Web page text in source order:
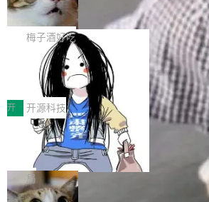
但对于金融、能源、医疗等对数据安全要求
Token花在哪里、算力是否被充分利用，以
续增长的AI成本该如何优化。 深信服AI算力
正是围绕这些实际问题，从Token治理和成
理两个方面，让用户的每一份算力都看得清
得住、用得稳、省得下、更安全！ 一、从现
始，Token使用一目...
不是一个人走。一同离开的还有 Sanjay
wat（Google 员工编号 23，Jeff Dean 二
年的编程搭档，MapReduce 和 Bigtable 的
作者）、Quoc Le（Google 大脑核心成员
q2Seq 和 DocAI 的共同发明人）以及 Oriol
yals（Gemini 联合负责人，AlphaSta...
字体可调、22 种语言、记忆搜索增强
打开终端就能上岗的全中文编码智能体，这
把「看得清、用母语、记得住」三件事一次
齐。 SolonCode 是什么 SolonCode 是杭
耳科技研发的企业级终端编码智能体——一
中文驱动的数字员工，自主理解需求、规划
骤、编写代码。不挑模型、不挑平台，curl
装完即用。 开源地址：Gitee · GitCode ·
b 安装 支持 Java 8+（8~26）、macOS /
x / Windows / Harmony PC。 # macOS /
x / Harmony PC curl -fsSL https://
r.org/solon...
梅子酒好吃
让“代码语义理解”深度释放AI Coding
价值潜能：华为云码道（CodeArts）
代码仓技术解析
一、代码仓深度理解技术的作用与价值 在软
程实践中，代码仓是企业核心知识资产的主
体。企业级代码仓库通常包含数十万乃至数
个文件，其规模远超单次模型调用可承载的
文窗口。随着项目规模的持续扩张与代码历
不断累积，代码仓中的模块关系、接口契约
务逻辑等关键信息往往分散于数十乃至数百
开 开源科技
一条“删库”命令跑 17 小时，算法工程
师删光 89TB 数据只为干私活
最高人民检察院8月4日公布了一起案件：北
名90后算法工程师王某，为了给自己接的私
服务器空间，删光了公司AI游戏部门的全部
局